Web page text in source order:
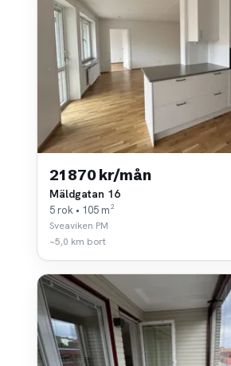
21 870 kr/mån
Mäldgatan 16
5 rok • 105 m²
Sveaviken PM
~5,0 km bort